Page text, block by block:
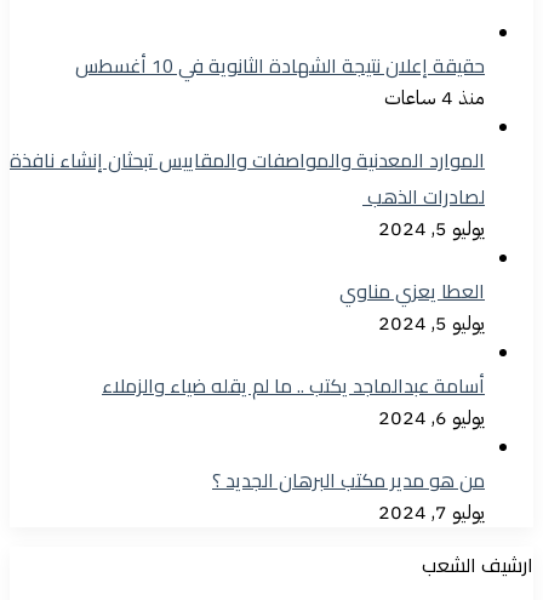
حقيقة إعلان نتيجة الشهادة الثانوية في 10 أغسطس
منذ 4 ساعات
الموارد المعدنية والمواصفات والمقاييس تبحثان إنشاء نافذة
لصادرات الذهب
يوليو 5, 2024
العطا يعزي مناوي
يوليو 5, 2024
أسامة عبدالماجد يكتب .. ما لم يقله ضياء والزملاء
يوليو 6, 2024
من هو مدير مكتب البرهان الجديد ؟
يوليو 7, 2024
ارشيف الشعب